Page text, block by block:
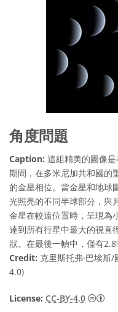
角度問題
Caption: 這組精美的圖像
期間，在多米尼加共和國的
的金星相位。當金星和地球
光照亮的不同半球部分，與
金星在較遠位置時，呈現為
達到所有行星中最大的視直
狀。在最後一幀中，僅有
Credit: 克里斯托弗·巴埃斯
4.0)
License: CC-BY-4.0